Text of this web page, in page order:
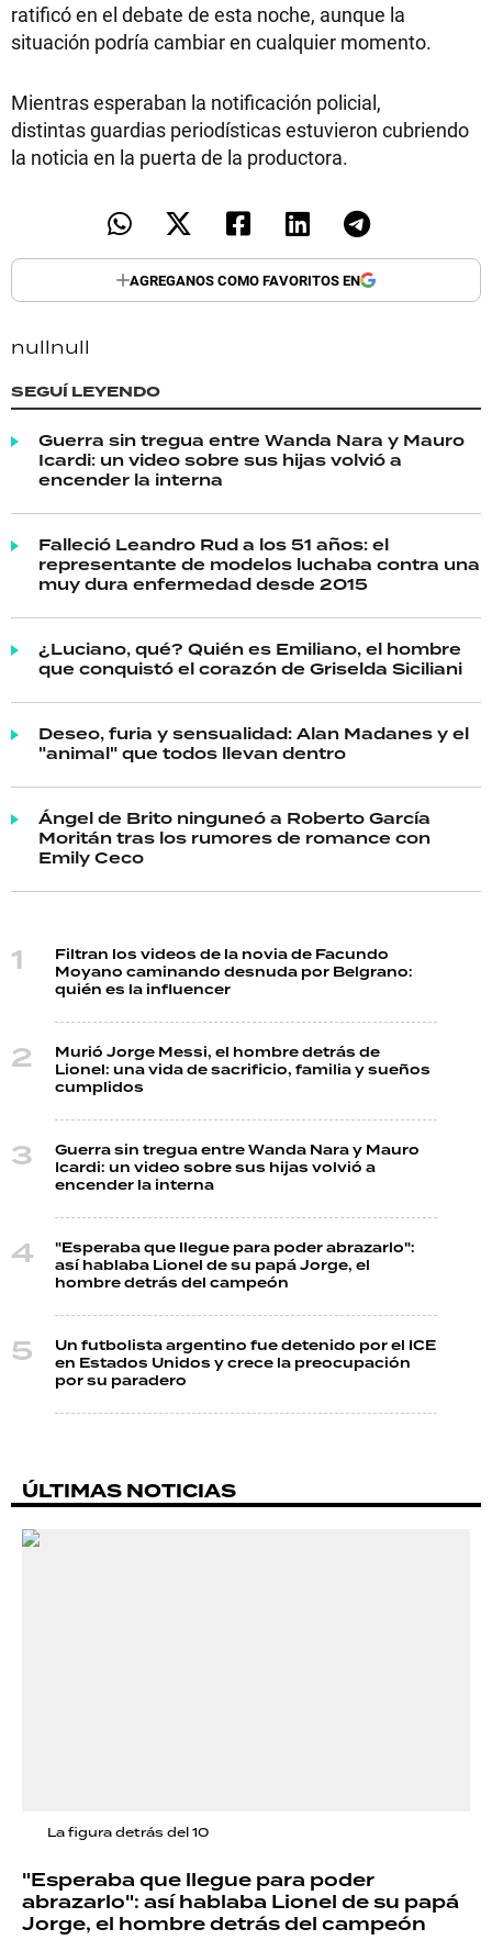
ratificó en el debate de esta noche, aunque la
situación podría cambiar en cualquier momento.
Mientras esperaban la notificación policial,
distintas guardias periodísticas estuvieron cubriendo
la noticia en la puerta de la productora.
AGREGANOS COMO FAVORITOS EN
nullnull
SEGUÍ LEYENDO
Guerra sin tregua entre Wanda Nara y Mauro
Icardi: un video sobre sus hijas volvió a
encender la interna
Falleció Leandro Rud a los 51 años: el
representante de modelos luchaba contra una
muy dura enfermedad desde 2015
¿Luciano, qué? Quién es Emiliano, el hombre
que conquistó el corazón de Griselda Siciliani
Deseo, furia y sensualidad: Alan Madanes y el
"animal" que todos llevan dentro
Ángel de Brito ninguneó a Roberto García
Moritán tras los rumores de romance con
Emily Ceco
Filtran los videos de la novia de Facundo
Moyano caminando desnuda por Belgrano:
quién es la influencer
Murió Jorge Messi, el hombre detrás de
Lionel: una vida de sacrificio, familia y sueños
cumplidos
Guerra sin tregua entre Wanda Nara y Mauro
Icardi: un video sobre sus hijas volvió a
encender la interna
"Esperaba que llegue para poder abrazarlo":
así hablaba Lionel de su papá Jorge, el
hombre detrás del campeón
Un futbolista argentino fue detenido por el ICE
en Estados Unidos y crece la preocupación
por su paradero
ÚLTIMAS NOTICIAS
La figura detrás del 10
"Esperaba que llegue para poder
abrazarlo": así hablaba Lionel de su papá
Jorge, el hombre detrás del campeón